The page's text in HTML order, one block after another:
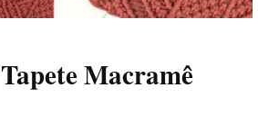
Macramê